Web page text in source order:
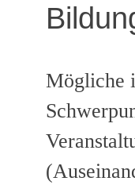
Mögliche